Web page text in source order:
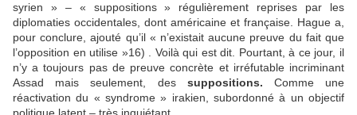
syrien » – « suppositions » régulièrement reprises par les
diplomaties occidentales, dont américaine et française. Hague a,
pour conclure, ajouté qu’il « n’existait aucune preuve du fait que
l’opposition en utilise »16) . Voilà qui est dit. Pourtant, à ce jour, il
n’y a toujours pas de preuve concrète et irréfutable incriminant
Assad mais seulement, des suppositions. Comme une
réactivation du « syndrome » irakien, subordonné à un objectif